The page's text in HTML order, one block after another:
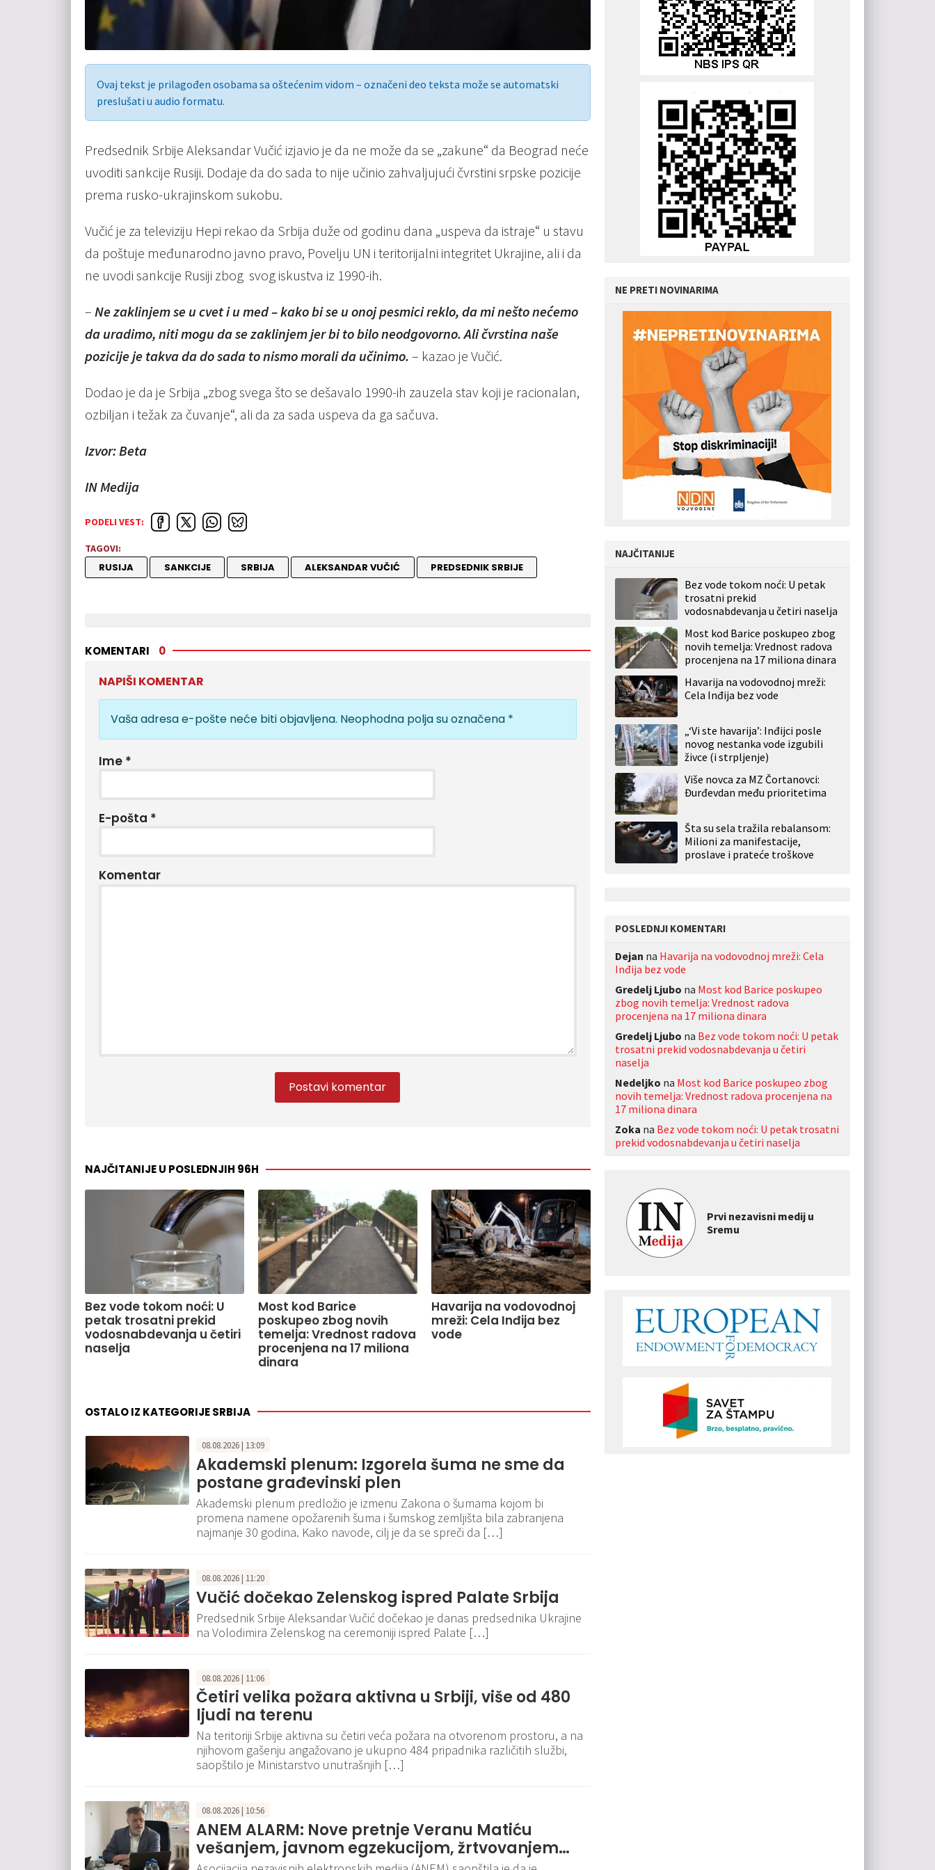
Ovaj tekst je prilagođen osobama sa oštećenim vidom – označeni deo teksta može se automatski
preslušati u audio formatu.
Predsednik Srbije Aleksandar Vučić izjavio je da ne može da se „zakune“ da Beograd neće
uvoditi sankcije Rusiji. Dodaje da do sada to nije učinio zahvaljujući čvrstini srpske pozicije
prema rusko-ukrajinskom sukobu.
Vučić je za televiziju Hepi rekao da Srbija duže od godinu dana „uspeva da istraje“ u stavu
da poštuje međunarodno javno pravo, Povelju UN i teritorijalni integritet Ukrajine, ali i da
ne uvodi sankcije Rusiji zbog svog iskustva iz 1990-ih.
– Ne zaklinjem se u cvet i u med – kako bi se u onoj pesmici reklo, da mi nešto nećemo
da uradimo, niti mogu da se zaklinjem jer bi to bilo neodgovorno. Ali čvrstina naše
pozicije je takva da do sada to nismo morali da učinimo. – kazao je Vučić.
Dodao je da je Srbija „zbog svega što se dešavalo 1990-ih zauzela stav koji je racionalan,
ozbiljan i težak za čuvanje“, ali da za sada uspeva da ga sačuva.
Izvor: Beta
IN Medija
PODELI VEST:
TAGOVI:
RUSIJA SANKCIJE SRBIJA ALEKSANDAR VUČIĆ PREDSEDNIK SRBIJE
KOMENTARI 0
NAPIŠI KOMENTAR
Vaša adresa e-pošte neće biti objavljena. Neophodna polja su označena *
Ime *
E-pošta *
Komentar
NAJČITANIJE U POSLEDNJIH 96H
Bez vode tokom noći: U
petak trosatni prekid
vodosnabdevanja u četiri
naselja
Most kod Barice
poskupeo zbog novih
temelja: Vrednost radova
procenjena na 17 miliona
dinara
Havarija na vodovodnoj
mreži: Cela Inđija bez
vode
OSTALO IZ KATEGORIJE SRBIJA
08.08.2026 | 13:09
Akademski plenum: Izgorela šuma ne sme da
postane građevinski plen
Akademski plenum predložio je izmenu Zakona o šumama kojom bi
promena namene opožarenih šuma i šumskog zemljišta bila zabranjena
najmanje 30 godina. Kako navode, cilj je da se spreči da […]
08.08.2026 | 11:20
Vučić dočekao Zelenskog ispred Palate Srbija
Predsednik Srbije Aleksandar Vučić dočekao je danas predsednika Ukrajine
na Volodimira Zelenskog na ceremoniji ispred Palate […]
08.08.2026 | 11:06
Četiri velika požara aktivna u Srbiji, više od 480
ljudi na terenu
Na teritoriji Srbije aktivna su četiri veća požara na otvorenom prostoru, a na
njihovom gašenju angažovano je ukupno 484 pripadnika različitih službi,
saopštilo je Ministarstvo unutrašnjih […]
08.08.2026 | 10:56
ANEM ALARM: Nove pretnje Veranu Matiću
vešanjem, javnom egzekucijom, žrtvovanjem…
NE PRETI NOVINARIMA
NAJČITANIJE
Bez vode tokom noći: U petak
trosatni prekid
vodosnabdevanja u četiri naselja
Most kod Barice poskupeo zbog
novih temelja: Vrednost radova
procenjena na 17 miliona dinara
Havarija na vodovodnoj mreži:
Cela Inđija bez vode
„‘Vi ste havarija’: Inđijci posle
novog nestanka vode izgubili
živce (i strpljenje)
Više novca za MZ Čortanovci:
Đurđevdan među prioritetima
Šta su sela tražila rebalansom:
Milioni za manifestacije,
proslave i prateće troškove
POSLEDNJI KOMENTARI
Dejan na Havarija na vodovodnoj mreži: Cela
Inđija bez vode
Gredelj Ljubo na Most kod Barice poskupeo
zbog novih temelja: Vrednost radova
procenjena na 17 miliona dinara
Gredelj Ljubo na Bez vode tokom noći: U petak
trosatni prekid vodosnabdevanja u četiri
naselja
Nedeljko na Most kod Barice poskupeo zbog
novih temelja: Vrednost radova procenjena na
17 miliona dinara
Zoka na Bez vode tokom noći: U petak trosatni
prekid vodosnabdevanja u četiri naselja
Prvi nezavisni medij u
Sremu